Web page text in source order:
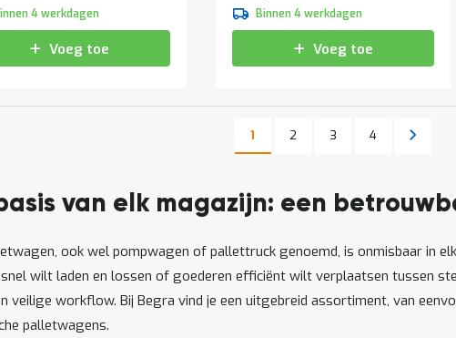
4 werkdagen
Voeg toe
Binnen 4 werkdagen
Voeg toe
Pagina
U lees momenteel pagina
1 Pagina
2 Pagina
3 Pagina
4 Pagina
van elk magazijn: een
ook wel pompwagen of pallettruck genoemd, is onmisbaar in
wilt laden en lossen of goederen efficiënt wilt verplaatsen tussen
veilige workflow. Bij Begra vind je een uitgebreid assortiment, van
palletwagens.